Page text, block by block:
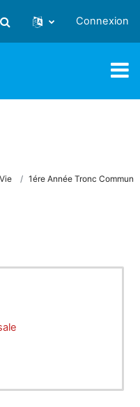
Activer/désactiver la saisie
Connexion
1ére Année Tronc Commun